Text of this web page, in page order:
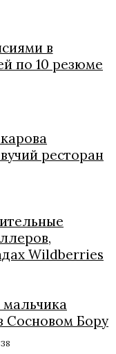
в
по 10 резюме
ресторан
Wildberries
Сосновом Бору